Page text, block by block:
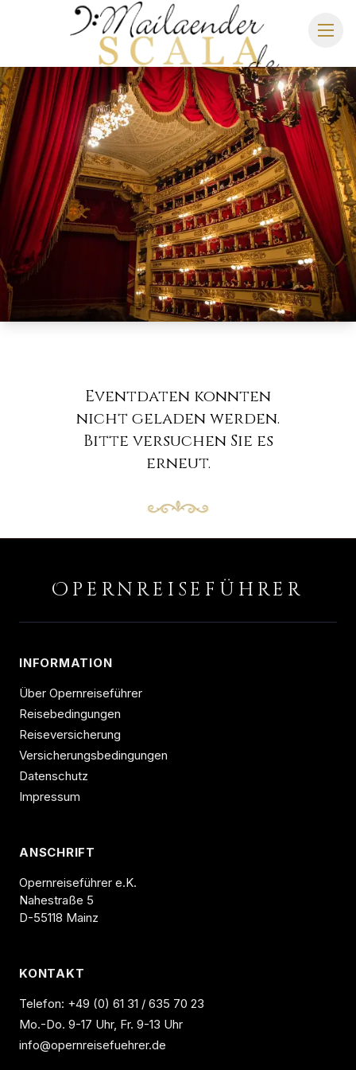
MAILÄNDER SCALA
SPIELPLAN 2026/2027
SITZPLAN HOTELS
Eventdaten konnten
nicht geladen werden.
Bitte versuchen Sie es
erneut.
O PERNREISEFÜHRER
INFORMATION
Über Opernreiseführer
Reisebedingungen
Reiseversicherung
Versicherungsbedingungen
Datenschutz
Impressum
ANSCHRIFT
Opernreiseführer e.K.
Nahestraße 5
D-55118 Mainz
KONTAKT
Telefon: +49 (0) 61 31 / 635 70 23
Mo.-Do. 9-17 Uhr, Fr. 9-13 Uhr
info@opernreisefuehrer.de